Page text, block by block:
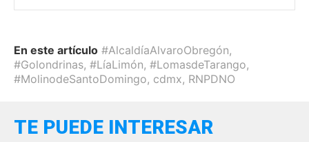
En este artículo #AlcaldíaAlvaroObregón,
#Golondrinas, #LíaLimón, #LomasdeTarango,
#MolinodeSantoDomingo, cdmx, RNPDNO
TE PUEDE INTERESAR